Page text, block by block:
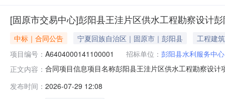
[固原市交易中心]彭阳县王洼片区供水工程勘察设计
中标｜合同公告 宁夏回族自治区｜固原市｜彭阳县
工程建筑
项目编号： A6404000141100001 招标单位： 彭阳县水利服务中心
正文内容： 合同项目信息项目名称彭阳县王洼片区供水工程勘察设
用工程设计合同(1).pdf彭阳县王洼片区供水工程-矿井水
发布时间： 2026-07-29 12:08